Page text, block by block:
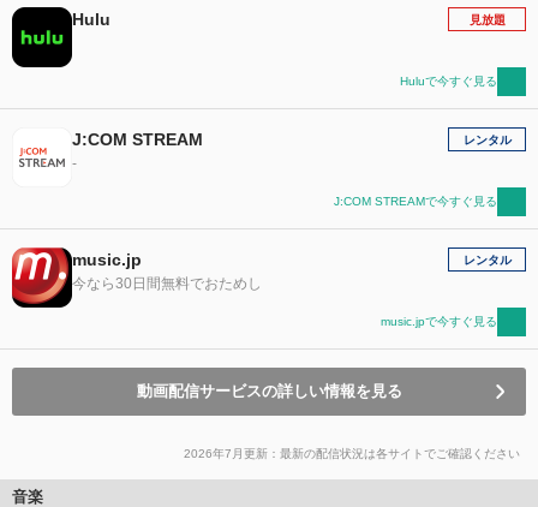
Hulu 見放題
Huluで今すぐ見る
J:COM STREAM
-
レンタル
J:COM STREAMで今すぐ見る
music.jp
今なら30日間無料でおためし
レンタル
music.jpで今すぐ見る
動画配信サービスの詳しい情報を見る
2026年7月更新：最新の配信状況は各サイトでご確認ください
音楽